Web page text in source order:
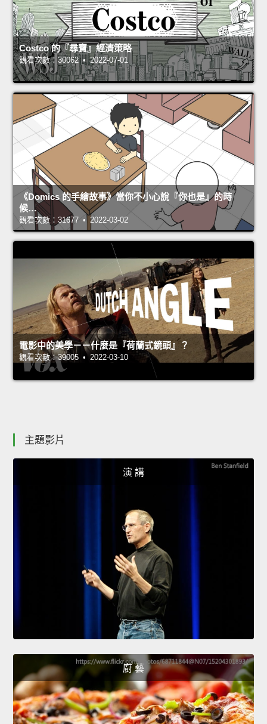
Costco 的『尋寶』經濟策略
觀看次數：30062 • 2022-07-01
《Domics 的手繪故事》當你不小心說『你也是』的時
候…
觀看次數：31677 • 2022-03-02
電影中的美學－－什麼是『荷蘭式鏡頭』？
觀看次數：39005 • 2022-03-10
主題影片
演 講
廚 藝